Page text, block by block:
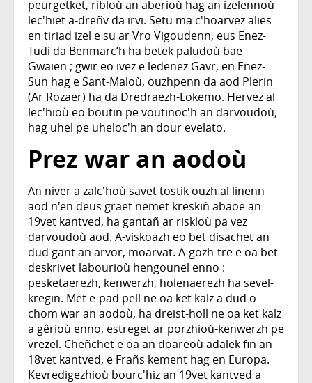
peurgetket, ribloù an aberioù hag an izelennoù
lec'hiet a-dreñv da irvi. Setu ma c'hoarvez alies
en tiriad izel e su ar Vro Vigoudenn, eus Enez-
Tudi da Benmarc’h ha betek paludoù bae
Gwaien ; gwir eo ivez e ledenez Gavr, en Enez-
Sun hag e Sant-Maloù, ouzhpenn da aod Plerin
(Ar Rozaer) ha da Dredraezh-Lokemo. Hervez al
lec'hioù eo boutin pe voutinoc'h an darvoudoù,
hag uhel pe uheloc'h an dour evelato.
Prez war an aodoù
An niver a zalc'hoù savet tostik ouzh al linenn
aod n'en deus graet nemet kreskiñ abaoe an
19vet kantved, ha gantañ ar riskloù pa vez
darvoudoù aod. A-viskoazh eo bet disachet an
dud gant an arvor, moarvat. A-gozh-tre e oa bet
deskrivet labourioù hengounel enno :
pesketaerezh, kenwerzh, holenaerezh ha sevel-
kregin. Met e-pad pell ne oa ket kalz a dud o
chom war an aodoù, ha dreist-holl ne oa ket kalz
a gêrioù enno, estreget ar porzhioù-kenwerzh pe
vrezel. Cheñchet e oa an doareoù adalek fin an
18vet kantved, e Frañs kement hag en Europa.
Kevredigezhioù bourc'hiz an 19vet kantved a